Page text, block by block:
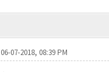
06-07-2018, 08:39 PM